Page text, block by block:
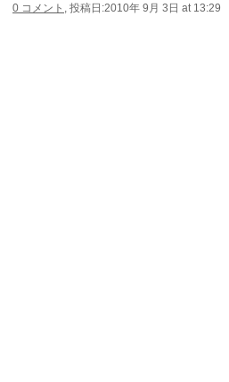
0 コメント, 投稿日:2010年 9月 3日 at 13:29